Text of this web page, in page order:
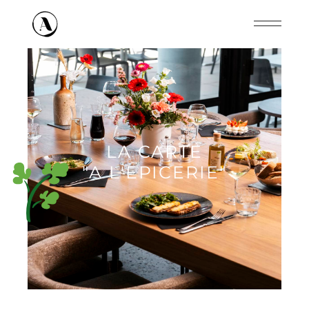
LA CARTE
"A L'EPICERIE"
Panneau de gestion des cookies